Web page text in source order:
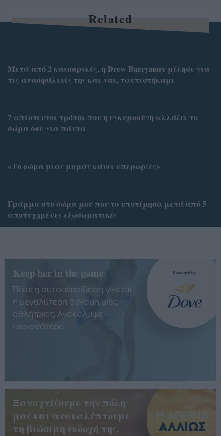
Related
Μετά από 2 καισαρικές, η Drew Barrymore μίλησε για
τις ανασφάλειές της και ναι, ταυτιστήκαμε
7 απίστευτοι τρόποι που η εγκυμοσύνη αλλάζει το
σώμα σου για πάντα
«Το σώμα μιας μαμάς κάνει υπερωρίες»
Γράμμα στο σώμα μου που το υποτίμησα μετά από 5
αποτυχημένες εξωσωματικές
Keep her in the game
Πότε η αυτοπεποίθηση γίνεται
η μεγαλύτερη δύναμη μίας
αθλήτριας; Ανακάλυψε
περισσότερα
Ξαναχτίζουμε την πόλη
μας και ανακαλύπτουμε
τη βιώσιμη εκδοχή της.